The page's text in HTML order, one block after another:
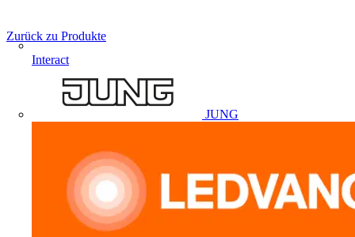
Interact
JUNG
Zurück zu Produkte